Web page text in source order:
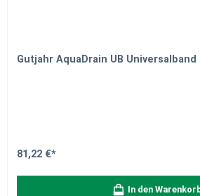
Gutjahr AquaDrain UB Universalband
81,22 €*
In den